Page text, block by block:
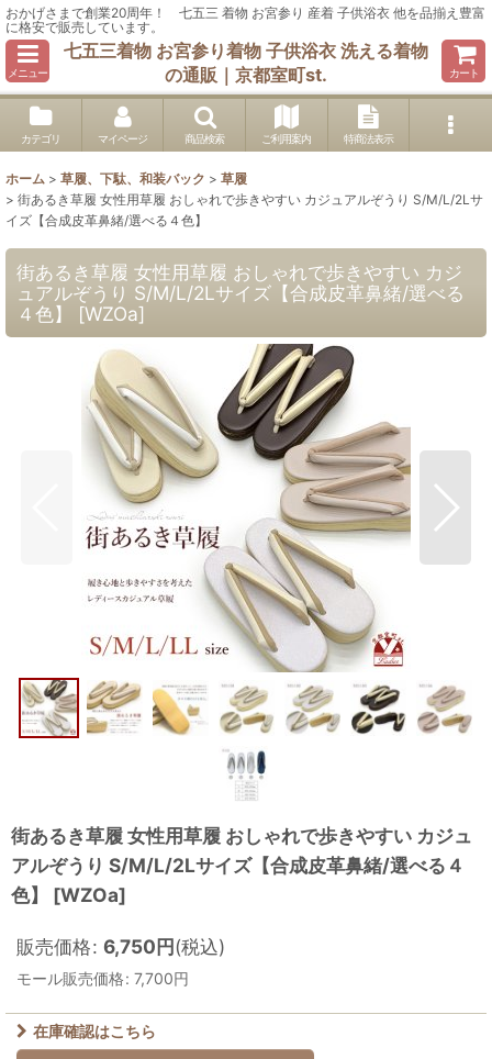
おかげさまで創業20周年！ 七五三 着物 お宮参り 産着 子供浴衣 他を品揃え豊富
に格安で販売しています。
メニュー
七五三着物 お宮参り着物 子供浴衣 洗える着物
の通販｜京都室町st.
カート
カテゴリ マイページ 商品検索 ご利用案内 特商法表示
ホーム > 草履、下駄、和装バック > 草履
> 街あるき草履 女性用草履 おしゃれで歩きやすい カジュアルぞうり S/M/L/2Lサ
イズ【合成皮革鼻緒/選べる４色】
街あるき草履 女性用草履 おしゃれで歩きやすい カジ
ュアルぞうり S/M/L/2Lサイズ【合成皮革鼻緒/選べる
４色】
[WZOa]
街あるき草履 女性用草履 おしゃれで歩きやすい カジュ
アルぞうり S/M/L/2Lサイズ【合成皮革鼻緒/選べる４
色】
[WZOa]
販売価格: 6,750円(税込)
モール販売価格: 7,700円
在庫確認はこちら